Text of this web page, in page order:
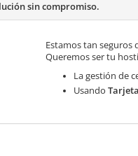
sin compromiso.
Estamos tan
Queremos ser tu
La gestión de
Usando